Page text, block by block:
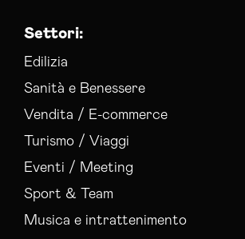
Gestione Campagne Google Ads
Gestione Social Media Gorizia
Social Media Advertising Gorizia
Social Media Manager Gorizia
Sviluppo Ecommerce Gorizia
Web Agency Gorizia
Settori:
Edilizia
Sanità e Benessere
Vendita / E-commerce
Turismo / Viaggi
Eventi / Meeting
Sport & Team
Musica e intrattenimento